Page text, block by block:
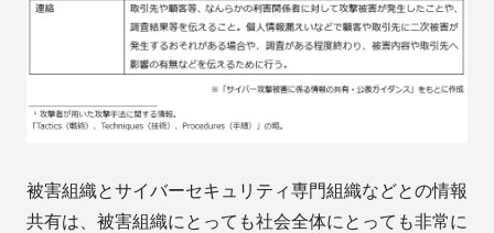
被害組織とサイバーセキュリティ専門組織などとの情報
共有は、被害組織にとっても社会全体にとっても非常に